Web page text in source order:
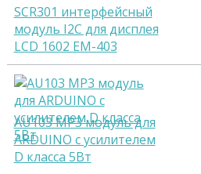
SCR301 интерфейсный
модуль I2C для дисплея
LCD 1602 EM-403
AU103 MP3 модуль для
ARDUINO с усилителем
D класса 5Вт